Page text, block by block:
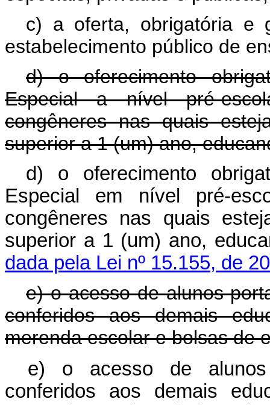
c) a oferta, obrigatória e
estabelecimento público de
d) o oferecimento
Especial a nível pré-
congêneres nas quais
superior a 1 (um) ano,
d) o oferecimento
Especial em nível pré-
congêneres nas quais
superior a 1 (um) ano,
dada pela Lei nº 15.155, de
e) o acesso de alunos
conferidos aos demais
merenda escolar e bolsas de
e) o acesso de alunos
conferidos aos demais